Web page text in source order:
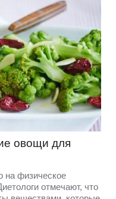
овощи для
на физическое
отмечают, что